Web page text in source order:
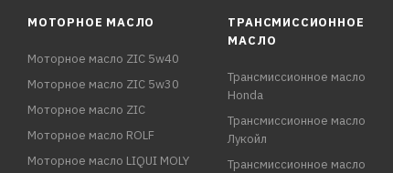
МОТОРНОЕ МАСЛО
Моторное масло ZIC 5w40
Моторное масло ZIC 5w30
Моторное масло ZIC
Моторное масло ROLF
Моторное масло LIQUI MOLY
ТРАНСМИССИОННОЕ
МАСЛО
Трансмиссионное масло
Honda
Трансмиссионное масло
Лукойл
Трансмиссионное масло